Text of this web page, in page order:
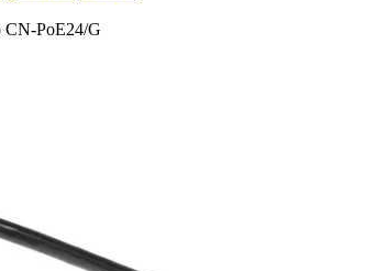
CN-PoE24/­G